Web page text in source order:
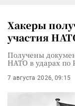
Хакеры
участия
Получены
НАТО в ударах по
7 августа 2026, 09:15